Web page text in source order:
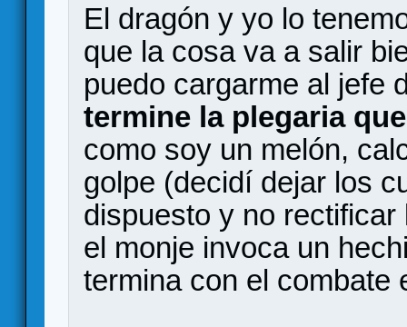
El dragón y yo lo
que la cosa va a salir
puedo cargarme al jefe
termine la plegaria
como soy un melón,
golpe (decidí dejar los
dispuesto y no
el monje invoca un
termina con el combate